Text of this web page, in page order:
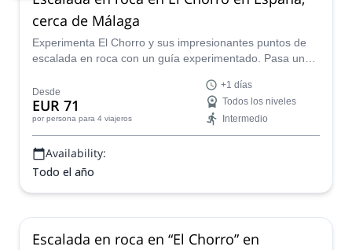
cerca de Málaga
Experimenta El Chorro y sus impresionantes puntos de
escalada en roca con un guía experimentado. Pasa uno
del espectacular paisaje de esta parte de Andalucía.
Desde
EUR 71
por persona para 4 viajeros
+1 días
Todos los niveles
Intermedio
Availability:
Todo el año
Escalada en roca en “El Chorro” en